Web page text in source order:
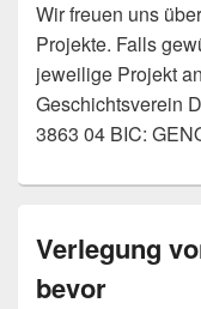
Wir freuen uns
Projekte. Falls
jeweilige Projekt
Geschichtsverein
3863 04 BIC:
Verlegung
bevor